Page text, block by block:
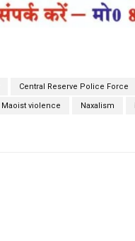
Central Reserve Police Force
Maoist violence Naxalism